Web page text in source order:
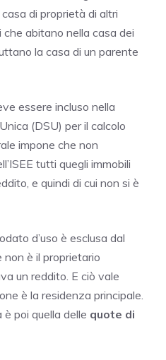
di proprietà di altri
abitano nella casa dei
la casa di un parente
essere incluso nella
(DSU) per il calcolo
impone che non
tutti quegli immobili
e quindi di cui non si è
d’uso è esclusa dal
non è il proprietario
un reddito. E ciò vale
è la residenza principale.
poi quella delle quote di